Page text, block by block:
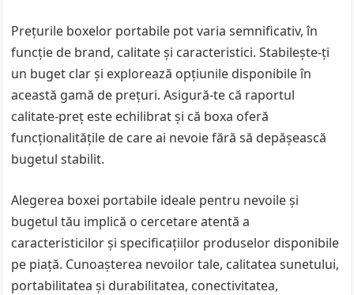
Prețurile boxelor portabile pot varia semnificativ, în
funcție de brand, calitate și caracteristici. Stabilește-ți
un buget clar și explorează opțiunile disponibile în
această gamă de prețuri. Asigură-te că raportul
calitate-preț este echilibrat și că boxa oferă
funcționalitățile de care ai nevoie fără să depășească
bugetul stabilit.
Alegerea boxei portabile ideale pentru nevoile și
bugetul tău implică o cercetare atentă a
caracteristicilor și specificațiilor produselor disponibile
pe piață. Cunoașterea nevoilor tale, calitatea sunetului,
portabilitatea și durabilitatea, conectivitatea,